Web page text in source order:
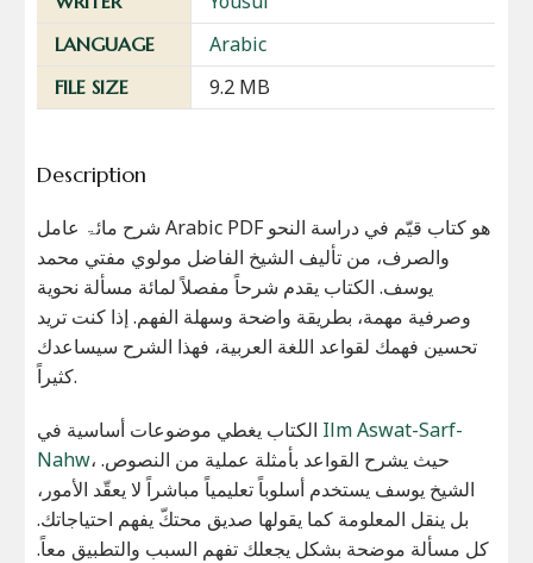
LANGUAGE Arabic
FILE SIZE 9.2 MB
Description
شرح مائۃ عامل Arabic PDF هو كتاب قيّم في دراسة النحو
والصرف، من تأليف الشيخ الفاضل مولوي مفتي محمد
يوسف. الكتاب يقدم شرحاً مفصلاً لمائة مسألة نحوية
وصرفية مهمة، بطريقة واضحة وسهلة الفهم. إذا كنت تريد
تحسين فهمك لقواعد اللغة العربية، فهذا الشرح سيساعدك
كثيراً.
Ilm Aswat-Sarf-
Nahw، حيث يشرح القواعد بأمثلة عملية من النصوص.
الشيخ يوسف يستخدم أسلوباً تعليمياً مباشراً لا يعقّد الأمور،
بل ينقل المعلومة كما يقولها صديق محتكّ يفهم احتياجاتك.
كل مسألة موضحة بشكل يجعلك تفهم السبب والتطبيق معاً.